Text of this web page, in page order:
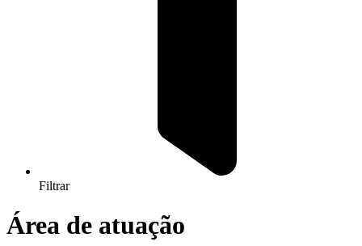
Filtrar
Área de atuação